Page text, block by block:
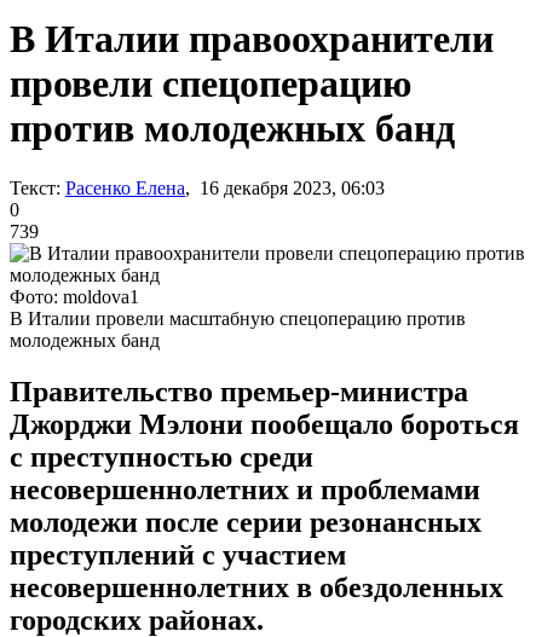
В Италии правоохранители
провели спецоперацию
против молодежных банд
Текст: Расенко Елена, 16 декабря 2023, 06:03
0
739
Фото: moldova1
В Италии провели масштабную спецоперацию против
молодежных банд
Правительство премьер-министра
Джорджи Мэлони пообещало бороться
с преступностью среди
несовершеннолетних и проблемами
молодежи после серии резонансных
преступлений с участием
несовершеннолетних в обездоленных
городских районах.